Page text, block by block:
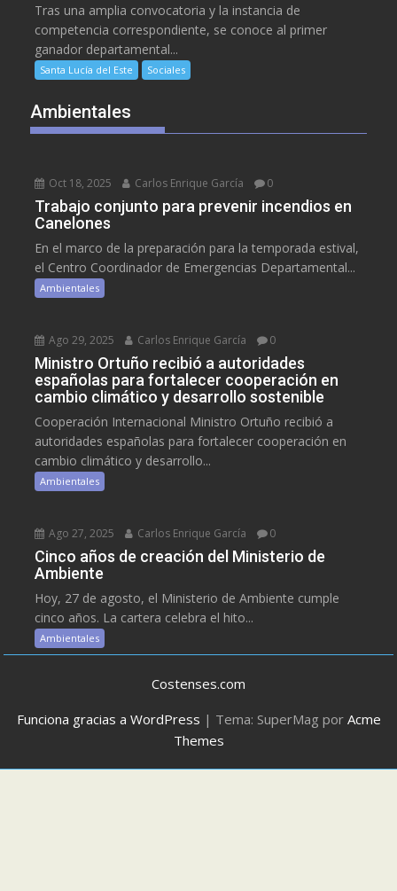
Tras una amplia convocatoria y la instancia de
competencia correspondiente, se conoce al primer
ganador departamental...
Santa Lucía del Este Sociales
Ambientales
Oct 18, 2025 Carlos Enrique García 0
Trabajo conjunto para prevenir incendios en
Canelones
En el marco de la preparación para la temporada estival,
el Centro Coordinador de Emergencias Departamental...
Ambientales
Ago 29, 2025 Carlos Enrique García 0
Ministro Ortuño recibió a autoridades
españolas para fortalecer cooperación en
cambio climático y desarrollo sostenible
Cooperación Internacional Ministro Ortuño recibió a
autoridades españolas para fortalecer cooperación en
cambio climático y desarrollo...
Ambientales
Ago 27, 2025 Carlos Enrique García 0
Cinco años de creación del Ministerio de
Ambiente
Hoy, 27 de agosto, el Ministerio de Ambiente cumple
cinco años. La cartera celebra el hito...
Ambientales
Costenses.com
Funciona gracias a WordPress | Tema: SuperMag por Acme
Themes